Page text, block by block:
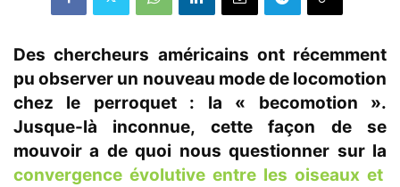
Des chercheurs américains ont récemment
pu observer un nouveau mode de locomotion
chez le perroquet : la « becomotion ».
Jusque-là inconnue, cette façon de se
mouvoir a de quoi nous questionner sur la
convergence évolutive entre les oiseaux et